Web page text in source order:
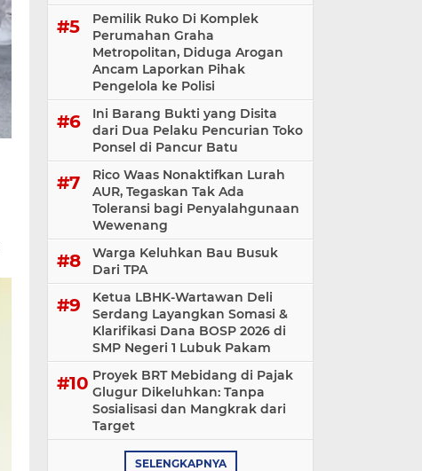
Pemilik Ruko Di Komplek
Perumahan Graha
Metropolitan, Diduga Arogan
Ancam Laporkan Pihak
Pengelola ke Polisi
Ini Barang Bukti yang Disita
dari Dua Pelaku Pencurian Toko
Ponsel di Pancur Batu
Rico Waas Nonaktifkan Lurah
AUR, Tegaskan Tak Ada
Toleransi bagi Penyalahgunaan
Wewenang
Warga Keluhkan Bau Busuk
Dari TPA
Ketua LBHK-Wartawan Deli
Serdang Layangkan Somasi &
Klarifikasi Dana BOSP 2026 di
SMP Negeri 1 Lubuk Pakam
​Proyek BRT Mebidang di Pajak
Glugur Dikeluhkan: Tanpa
Sosialisasi dan Mangkrak dari
Target
SELENGKAPNYA